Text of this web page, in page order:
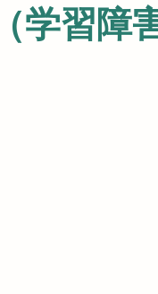
学習障